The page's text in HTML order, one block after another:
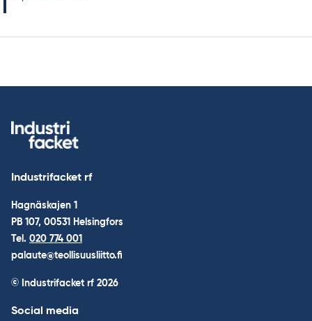
Industrifacket rf
Hagnäskajen 1
PB 107, 00531 Helsingfors
Tel. 020 774 001
palaute@teollisuusliitto.fi
© Industrifacket rf 2026
Social media